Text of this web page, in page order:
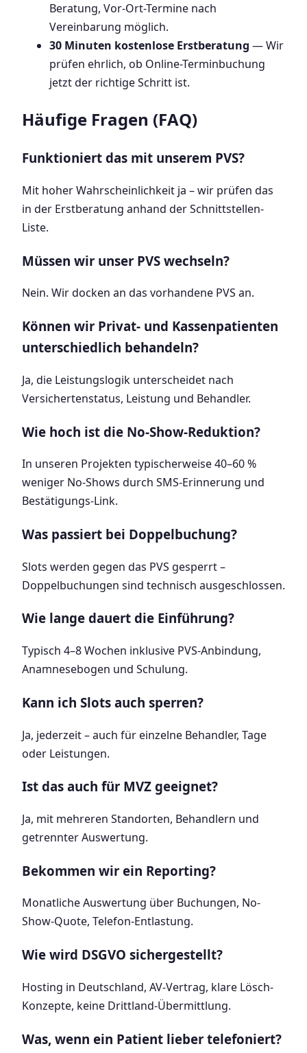
Beratung, Vor-Ort-Termine nach
Vereinbarung möglich.
30 Minuten kostenlose Erstberatung — Wir
prüfen ehrlich, ob Online-Terminbuchung
jetzt der richtige Schritt ist.
Häufige Fragen (FAQ)
Funktioniert das mit unserem PVS?
Mit hoher Wahrscheinlichkeit ja – wir prüfen das
in der Erstberatung anhand der Schnittstellen-
Liste.
Müssen wir unser PVS wechseln?
Nein. Wir docken an das vorhandene PVS an.
Können wir Privat- und Kassenpatienten
unterschiedlich behandeln?
Ja, die Leistungslogik unterscheidet nach
Versichertenstatus, Leistung und Behandler.
Wie hoch ist die No-Show-Reduktion?
In unseren Projekten typischerweise 40–60 %
weniger No-Shows durch SMS-Erinnerung und
Bestätigungs-Link.
Was passiert bei Doppelbuchung?
Slots werden gegen das PVS gesperrt –
Doppelbuchungen sind technisch ausgeschlossen.
Wie lange dauert die Einführung?
Typisch 4–8 Wochen inklusive PVS-Anbindung,
Anamnesebogen und Schulung.
Kann ich Slots auch sperren?
Ja, jederzeit – auch für einzelne Behandler, Tage
oder Leistungen.
Ist das auch für MVZ geeignet?
Ja, mit mehreren Standorten, Behandlern und
getrennter Auswertung.
Bekommen wir ein Reporting?
Monatliche Auswertung über Buchungen, No-
Show-Quote, Telefon-Entlastung.
Wie wird DSGVO sichergestellt?
Hosting in Deutschland, AV-Vertrag, klare Lösch-
Konzepte, keine Drittland-Übermittlung.
Was, wenn ein Patient lieber telefoniert?